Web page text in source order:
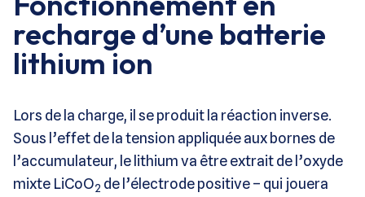
recharge d’une batterie
lithium ion
Lors de la charge, il se produit la réaction inverse.
Sous l’effet de la tension appliquée aux bornes de
l’accumulateur, le lithium va être extrait de l’oxyde
mixte LiCoO2 de l’électrode positive – qui jouera